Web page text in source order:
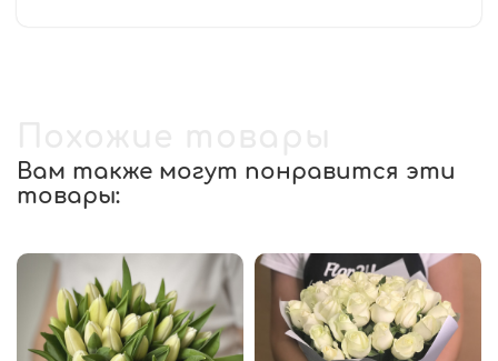
Вам также могут понравится эти
товары: